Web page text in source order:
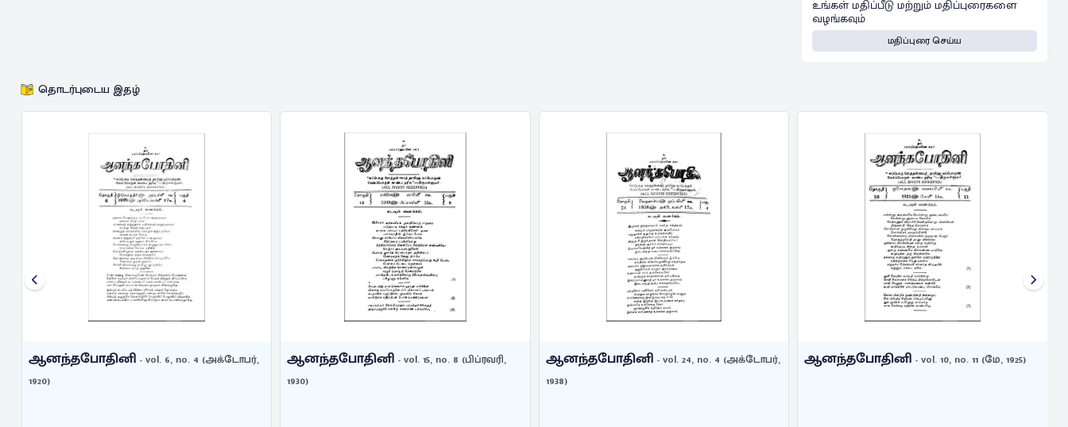
உங்கள் மதிப்பீடு மற்றும் மதிப்புரைகளை
வழங்கவும்
மதிப்புரை செய்ய
தொடர்புடைய இதழ்
ஆனந்தபோதினி - vol. 6, no. 4 (அக்டோபர்,
1920)
ஆனந்தபோதினி - vol. 15, no. 8 (பிப்ரவரி,
1930)
ஆனந்தபோதினி - vol. 24, no. 4 (அக்டோபர்,
1938)
ஆனந்தபோதினி - vol. 10, no. 11 (மே, 1925)